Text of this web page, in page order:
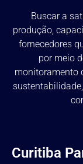
Buscar a
produção,
fornecedores
por meio
monitoramento
Curitiba